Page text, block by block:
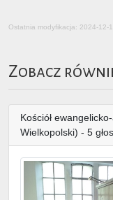
Ostatnia modyfikacja: 2024-12-
Zobacz
Kościół
Wielkopolski) - 5